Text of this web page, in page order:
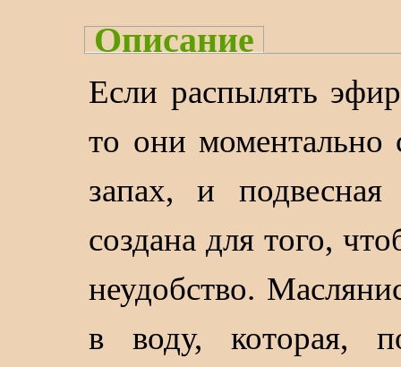
Описание
Если распылять
то они моментально
запах, и
создана для того,
неудобство.
в воду, которая,